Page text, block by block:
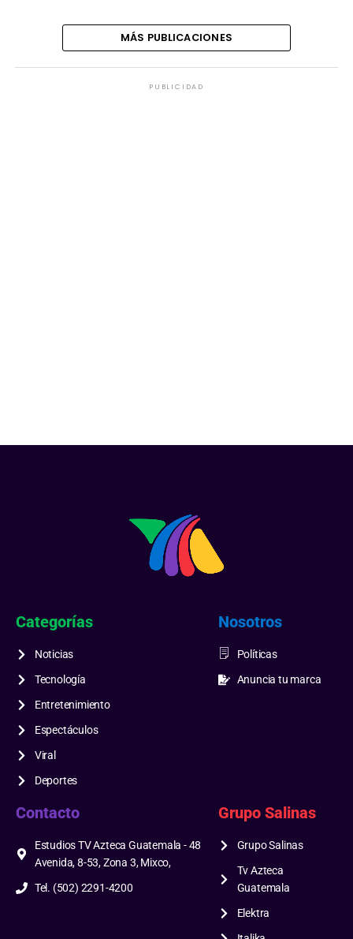
MÁS PUBLICACIONES
PUBLICIDAD
Categorías
Noticias
Tecnología
Entretenimiento
Espectáculos
Viral
Deportes
Nosotros
Políticas
Anuncia tu marca
Contacto
Estudios TV Azteca Guatemala - 48
Avenida, 8-53, Zona 3, Mixco,
Tel. (502) 2291-4200
Grupo Salinas
Grupo Salinas
Tv Azteca
Guatemala
Elektra